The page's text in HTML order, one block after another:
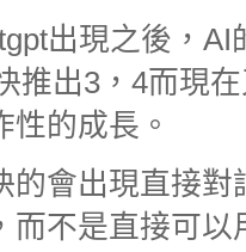
出現之後，
推出3，4而現
性的成長。
的會出現直接
而不是直接可